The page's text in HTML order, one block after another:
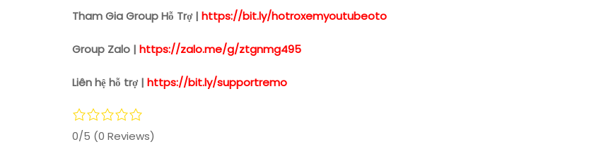
Tham Gia Group Hỗ Trợ | https://bit.ly/hotroxemyoutubeoto
Group Zalo | https://zalo.me/g/ztgnmg495
Liên hệ hỗ trợ | https://bit.ly/supportremo
0/5 (0 Reviews)